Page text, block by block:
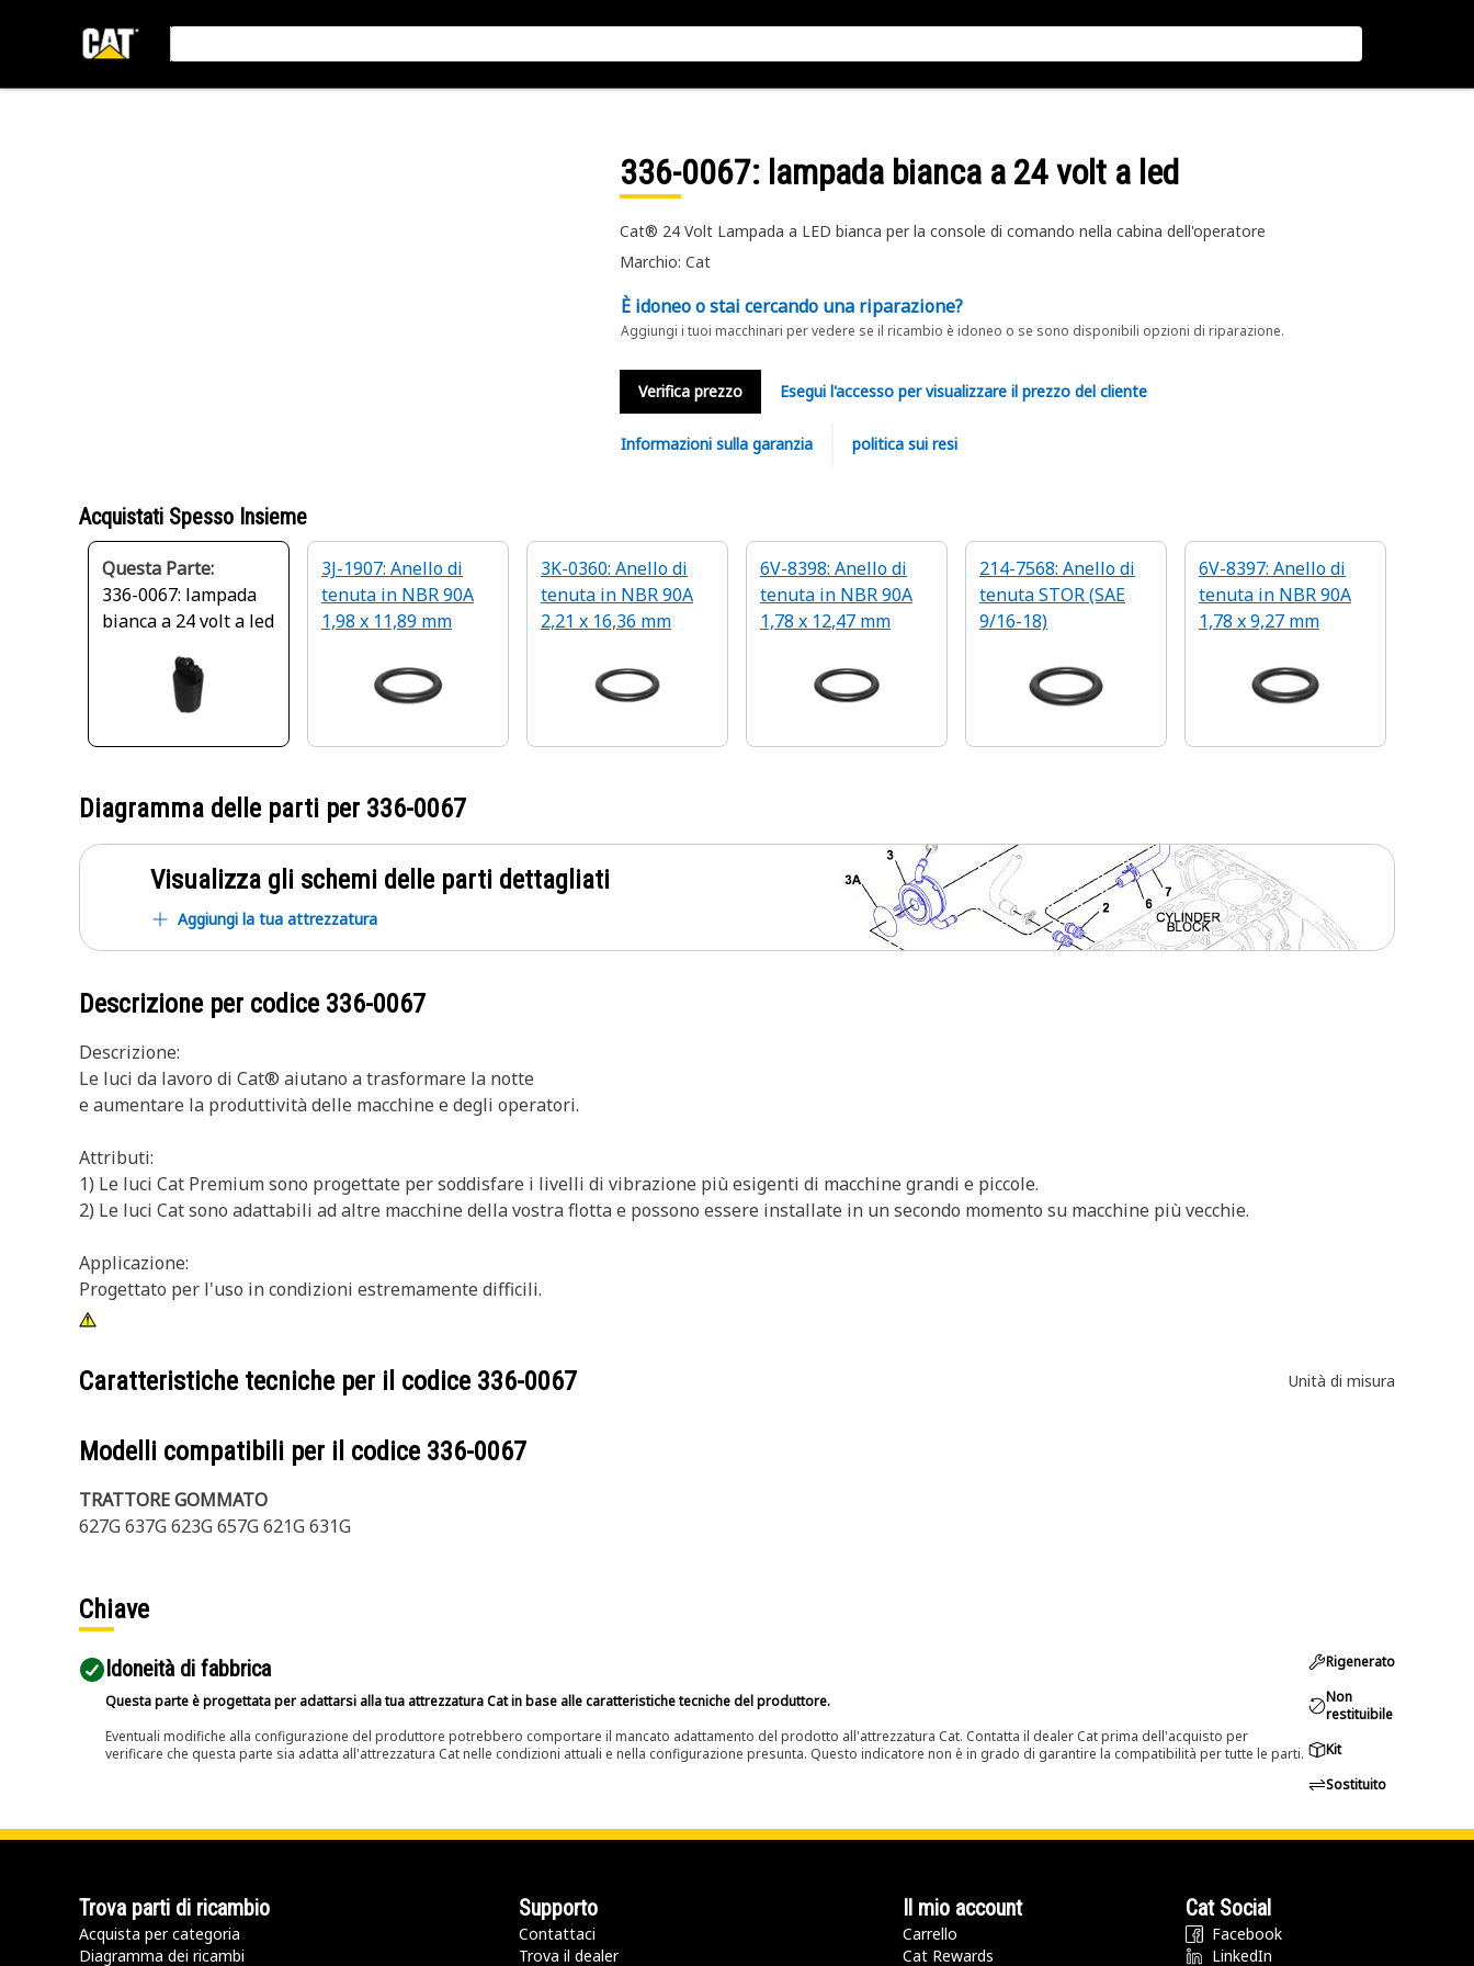
336-0067: lampada bianca a 24 volt a led
Cat® 24 Volt Lampada a LED bianca per la console di comando nella cabina dell'operatore
Marchio: Cat
È idoneo o stai cercando una riparazione?
Aggiungi i tuoi macchinari per vedere se il ricambio è idoneo o se sono disponibili opzioni di riparazione.
Verifica prezzo Esegui l'accesso per visualizzare il prezzo del cliente
Informazioni sulla garanzia politica sui resi
Acquistati Spesso Insieme
Questa Parte:
336-0067: lampada
bianca a 24 volt a led
3J-1907: Anello di
tenuta in NBR 90A
1,98 x 11,89 mm
3K-0360: Anello di
tenuta in NBR 90A
2,21 x 16,36 mm
6V-8398: Anello di
tenuta in NBR 90A
1,78 x 12,47 mm
214-7568: Anello di
tenuta STOR (SAE
9/16-18)
6V-8397: Anello di
tenuta in NBR 90A
1,78 x 9,27 mm
Diagramma delle parti per 336-0067
Visualizza gli schemi delle parti dettagliati
Aggiungi la tua attrezzatura
Descrizione per codice 336-0067
Descrizione:
Le luci da lavoro di Cat® aiutano a trasformare la notte
e aumentare la produttività delle macchine e degli operatori.
Attributi:
1) Le luci Cat Premium sono progettate per soddisfare i livelli di vibrazione più esigenti di macchine grandi e piccole.
2) Le luci Cat sono adattabili ad altre macchine della vostra flotta e possono essere installate in un secondo momento su macchine più vecchie.
Applicazione:
Progettato per l'uso in condizioni estremamente difficili.
Caratteristiche tecniche per il codice 336-0067 Unità di misura
Modelli compatibili per il codice 336-0067
TRATTORE GOMMATO
627G 637G 623G 657G 621G 631G
Chiave
Idoneità di fabbrica
Questa parte è progettata per adattarsi alla tua attrezzatura Cat in base alle caratteristiche tecniche del produttore.
Eventuali modifiche alla configurazione del produttore potrebbero comportare il mancato adattamento del prodotto all'attrezzatura Cat. Contatta il dealer Cat prima dell'acquisto per
verificare che questa parte sia adatta all'attrezzatura Cat nelle condizioni attuali e nella configurazione presunta. Questo indicatore non è in grado di garantire la compatibilità per tutte le parti.
Rigenerato
Non
restituibile
Kit
Sostituito
Trova parti di ricambio
Acquista per categoria
Diagramma dei ricambi
Supporto
Contattaci
Trova il dealer
Il mio account
Carrello
Cat Rewards
Cat Social
Facebook
LinkedIn